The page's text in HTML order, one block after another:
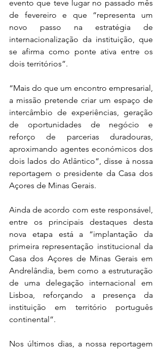
evento que teve lugar no passado mês
de fevereiro e que “representa um
novo passo na estratégia de
internacionalização da instituição, que
se afirma como ponte ativa entre os
dois territórios”.
“Mais do que um encontro empresarial,
a missão pretende criar um espaço de
intercâmbio de experiências, geração
de oportunidades de negócio e
reforço de parcerias duradouras,
aproximando agentes económicos dos
dois lados do Atlântico”, disse à nossa
reportagem o presidente da Casa dos
Açores de Minas Gerais.
Ainda de acordo com este responsável,
entre os principais destaques desta
nova etapa está a “implantação da
primeira representação institucional da
Casa dos Açores de Minas Gerais em
Andrelândia, bem como a estruturação
de uma delegação internacional em
Lisboa, reforçando a presença da
instituição em território português
continental”.
Nos últimos dias, a nossa reportagem